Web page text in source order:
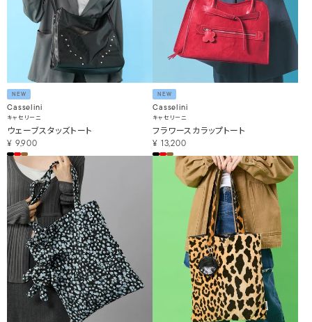
NEW
Casselini
キャセリーニ
ウェーブスタッズトート
¥ 9,900
NEW
Casselini
キャセリーニ
フラワースカラップトート
¥ 13,200